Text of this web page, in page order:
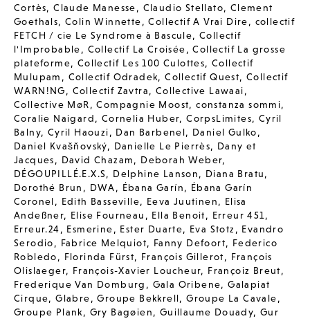
Cortès,Claude Manesse, Claudio Stellato, Clement
Goethals,Colin Winnette,Collectif A Vrai Dire, collectif
FETCH / cie Le Syndrome à Bascule,Collectif
l'Improbable, Collectif La Croisée,Collectif La grosse
plateforme, Collectif Les 100 Culottes,Collectif
Mulupam , Collectif Odradek,Collectif Quest,Collectif
WARN!NG, Collectif Zavtra, Collective Lawaai,
Collective MøR,Compagnie Moost,constanza sommi,
Coralie Naigard, Cornelia Huber,CorpsLimites, Cyril
Balny, Cyril Haouzi, Dan Barbenel, Daniel Gulko,
Daniel Kvašňovský, Danielle Le Pierrès, Dany et
Jacques, David Chazam, Deborah Weber,
DÉGOUPILLÉ.E.X.S, Delphine Lanson, Diana Bratu,
Dorothé Brun , DWA, Ébana Garín, Ébana Garín
Coronel, Edith Basseville, Eeva Juutinen, Elisa
Andeßner, Elise Fourneau , Ella Benoit, Erreur 451,
Erreur.24, Esmerine, Ester Duarte, Eva Stotz , Evandro
Serodio, Fabrice Melquiot, Fanny Defoort, Federico
Robledo, Florinda Fürst, François Gillerot, François
Olislaeger, François-Xavier Loucheur, Françoiz Breut,
Frederique Van Domburg , Gala Oribene,Galapiat
Cirque,Glabre,Groupe Bekkrell,Groupe La Cavale,
Groupe Plank, Gry Bagøien, Guillaume Douady,Gur